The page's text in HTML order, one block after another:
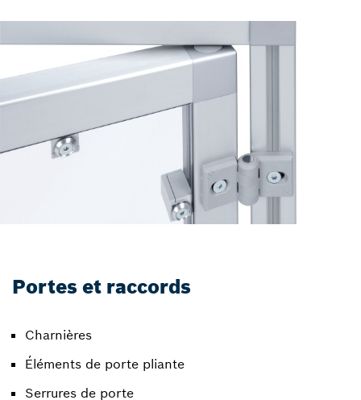
Portes et raccords
Charnières
Éléments de porte pliante
Serrures de porte